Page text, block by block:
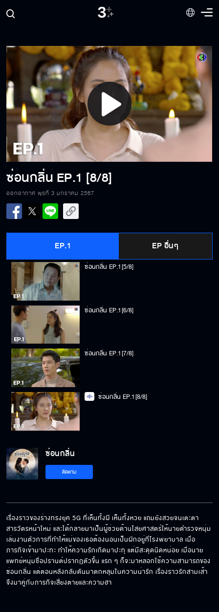
Play
Video
ซ่อนกลิ่น EP.1 [8/8]
ออกอากาศ พุธที่ 3 มกราคม 2567
EP.1 EP อื่นๆ
ซ่อนกลิ่น EP.1[1/8]
ซ่อนกลิ่น EP.1[2/8]
ซ่อนกลิ่น EP.1[3/8]
ซ่อนกลิ่น EP.1[5/8]
ซ่อนกลิ่น EP.1[6/8]
ซ่อนกลิ่น EP.1[7/8]
ซ่อนกลิ่น EP.1[8/8]
ซ่อนกลิ่น
ติดตาม
เรื่องราวของร่างทรงยุค 5G ที่เห็นทั้งผี เห็นทั้งหวย แถมยังสวยจนเตะตา
สารวัตรหน้าใหม่ และได้กลายมาเป็นผู้ช่วยด้านไสยศาสตร์ให้นายตำรวจหนุ่ม
เล่นงานตัวการที่ทำให้แม่ของเธอต้องนอนเป็นผักอยู่ที่โรงพยาบาล เมื่อ
ภารกิจเข้ามาปะทะ ทำให้ความรักเกิดมาปะทุ แต่มีสะดุดนิดหน่อย เมื่อนาย
แพทย์หนุ่มชื่อปรานต์ปรากฏตัวขึ้น แรก ๆ ก็จะมาหลอกใช้ความสามารถของ
ซ่อนกลิ่น แต่ตอนหลังกลับดันมาตกหลุมในความน่ารัก เรื่องราวรักสามเส้า
จึงมาคู่กับภารกิจเสี่ยงตายและความฮา